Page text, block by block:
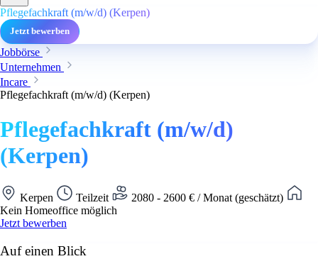
Pflegefachkraft (m/w/d) (Kerpen)
Jetzt bewerben
Jobbörse
Unternehmen
Incare
Pflegefachkraft (m/w/d) (Kerpen)
Pflegefachkraft (m/w/d)
(Kerpen)
Kerpen Teilzeit
2080 - 2600 € / Monat (geschätzt)
Kein Homeoffice möglich
Jetzt bewerben
Auf einen Blick